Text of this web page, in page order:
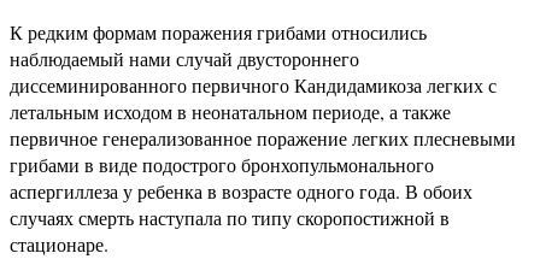
К редким формам поражения грибами относились
наблюдаемый нами случай двустороннего
диссеминированного первичного Кандидамикоза легких с
летальным исходом в неонатальном периоде, а также
первичное генерализованное поражение легких плесневыми
грибами в виде подострого бронхопульмонального
аспергиллеза у ребенка в возрасте одного года. В обоих
случаях смерть наступала по типу скоропостижной в
стационаре.